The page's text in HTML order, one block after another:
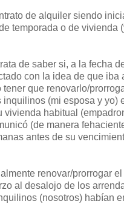
de alquiler siendo
temporada o de vivienda
de saber si, a la fecha
con la idea de que iba
que renovarlo/
(mi esposa y yo)
habitual
(de manera
antes de su
renovar/prorrogar el
al desalojo de los
(nosotros) habían